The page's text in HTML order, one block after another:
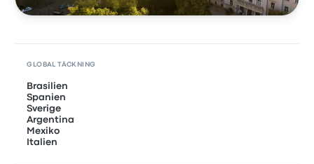
GLOBAL TÄCKNING
Brasilien
Spanien
Sverige
Argentina
Mexiko
Italien